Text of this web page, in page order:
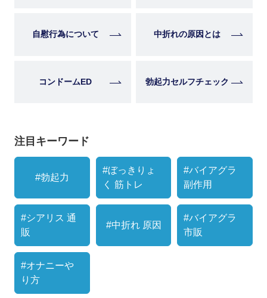
自慰行為について 中折れの原因とは
コンドームED 勃起力セルフチェック
注目キーワード
#勃起力
#ぼっきりょ
く 筋トレ
#バイアグラ
副作用
#シアリス 通
販
#中折れ 原因
#バイアグラ
市販
#オナニーや
り方